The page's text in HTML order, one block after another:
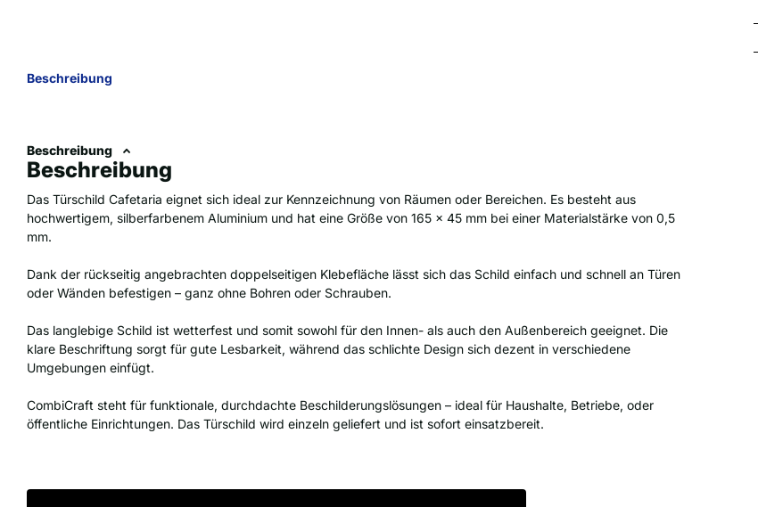
Beschreibung
Beschreibung
Beschreibung
Das Türschild Cafetaria eignet sich ideal zur Kennzeichnung von Räumen oder Bereichen. Es besteht aus
hochwertigem, silberfarbenem Aluminium und hat eine Größe von 165 x 45 mm bei einer Materialstärke von 0,5
mm.
Dank der rückseitig angebrachten doppelseitigen Klebefläche lässt sich das Schild einfach und schnell an Türen
oder Wänden befestigen – ganz ohne Bohren oder Schrauben.
Das langlebige Schild ist wetterfest und somit sowohl für den Innen- als auch den Außenbereich geeignet. Die
klare Beschriftung sorgt für gute Lesbarkeit, während das schlichte Design sich dezent in verschiedene
Umgebungen einfügt.
CombiCraft steht für funktionale, durchdachte Beschilderungslösungen – ideal für Haushalte, Betriebe, oder
öffentliche Einrichtungen. Das Türschild wird einzeln geliefert und ist sofort einsatzbereit.